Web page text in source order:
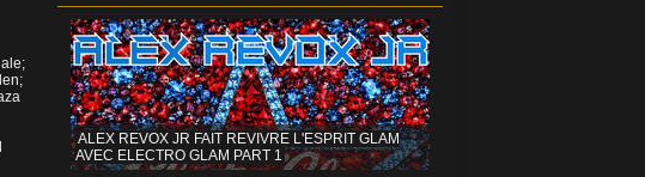
ALEX REVOX JR FAIT REVIVRE L'ESPRIT GLAM
AVEC ELECTRO GLAM PART 1